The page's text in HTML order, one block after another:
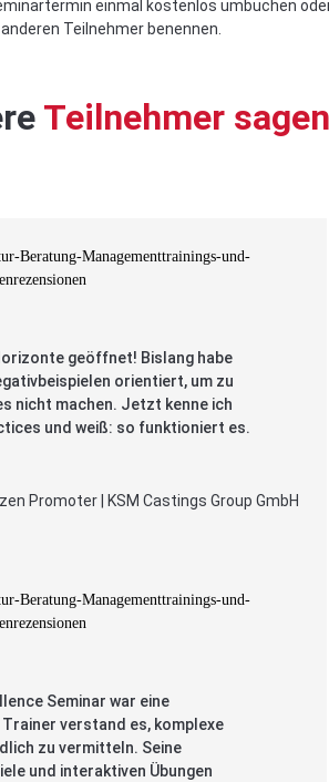
einmal kostenlos umbuchen
Teilnehmer benennen.
Teilnehmer sagen
geöffnet! Bislang habe
orientiert, um zu
nicht machen. Jetzt kenne ich
und weiß: so funktioniert es.
Promoter | KSM Castings Group GmbH
Seminar war eine
Trainer verstand es, komplexe
zu vermitteln. Seine
und interaktiven Übungen